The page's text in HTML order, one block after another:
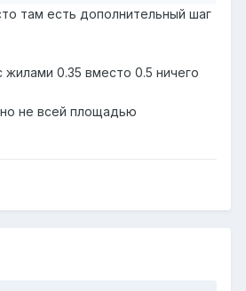
там есть дополнительный шаг
жилами 0.35 вместо 0.5 ничего
не всей площадью